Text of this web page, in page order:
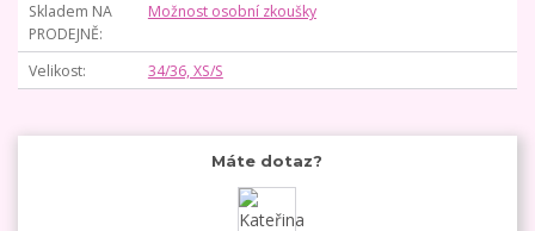
Skladem NA
PRODEJNĚ
Možnost osobní zkoušky
Velikost 34/36, XS/S
Máte dotaz?